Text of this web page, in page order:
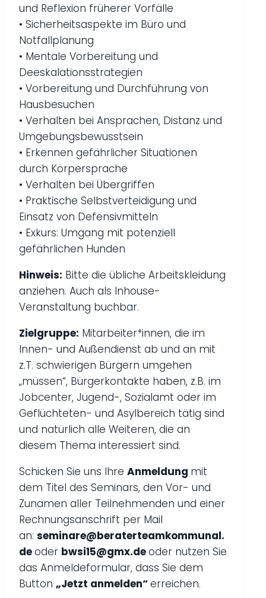
und Reflexion früherer Vorfälle
• Sicherheitsaspekte im Büro und
Notfallplanung
• Mentale Vorbereitung und
Deeskalationsstrategien
• Vorbereitung und Durchführung von
Hausbesuchen
• Verhalten bei Ansprachen, Distanz und
Umgebungsbewusstsein
• Erkennen gefährlicher Situationen
durch Körpersprache
• Verhalten bei Übergriffen
• Praktische Selbstverteidigung und
Einsatz von Defensivmitteln
• Exkurs: Umgang mit potenziell
gefährlichen Hunden
Hinweis: Bitte die übliche Arbeitskleidung
anziehen. Auch als Inhouse-
Veranstaltung buchbar.
Zielgruppe: Mitarbeiter*innen, die im
Innen- und Außendienst ab und an mit
z.T. schwierigen Bürgern umgehen
„müssen“, Bürgerkontakte haben, z.B. im
Jobcenter, Jugend-, Sozialamt oder im
Geflüchteten- und Asylbereich tätig sind
und natürlich alle Weiteren, die an
diesem Thema interessiert sind.
Schicken Sie uns Ihre Anmeldung mit
dem Titel des Seminars, den Vor- und
Zunamen aller Teilnehmenden und einer
Rechnungsanschrift per Mail
an: seminare@beraterteamkommunal.
deoder bwsi15@gmx.deoder nutzen Sie
das Anmeldeformular, dass Sie dem
Button „Jetzt anmelden“erreichen.